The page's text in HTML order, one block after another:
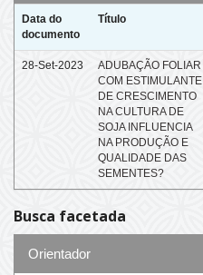
Data do
documento
Título
28-Set-2023
ADUBAÇÃO FOLIAR
COM ESTIMULANTE
DE CRESCIMENTO
NA CULTURA DE
SOJA INFLUENCIA
NA PRODUÇÃO E
QUALIDADE DAS
SEMENTES?
Busca facetada
Orientador